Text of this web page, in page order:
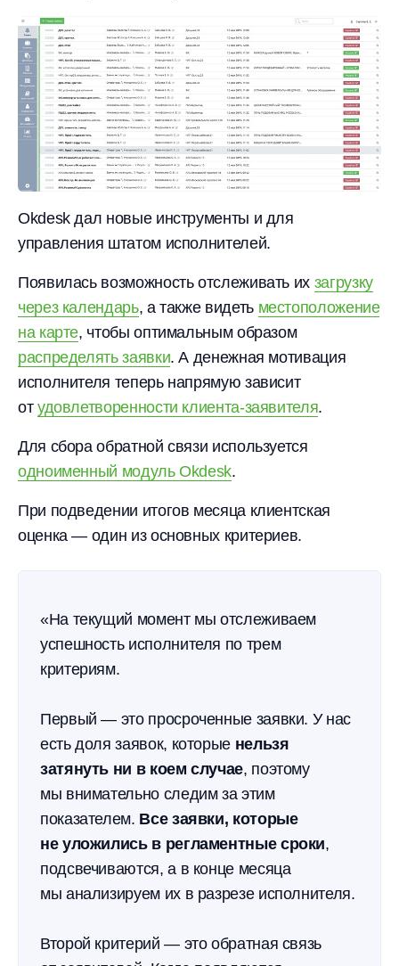
Okdesk дал новые инструменты и для
управления штатом исполнителей.
Появилась возможность отслеживать их загрузку
через календарь, а также видеть местоположение
на карте, чтобы оптимальным образом
распределять заявки. А денежная мотивация
исполнителя теперь напрямую зависит
от удовлетворенности клиента-заявителя.
Для сбора обратной связи используется
одноименный модуль Okdesk.
При подведении итогов месяца клиентская
оценка — один из основных критериев.
«На текущий момент мы отслеживаем
успешность исполнителя по трем
критериям.
Первый — это просроченные заявки. У нас
есть доля заявок, которые нельзя
затянуть ни в коем случае, поэтому
мы внимательно следим за этим
показателем. Все заявки, которые
не уложились в регламентные сроки,
подсвечиваются, а в конце месяца
мы анализируем их в разрезе исполнителя.
Второй критерий — это обратная связь